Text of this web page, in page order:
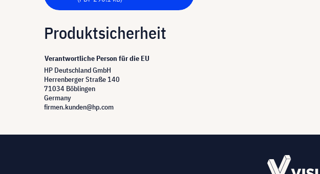
Produktsicherheit
Verantwortliche Person für die EU
HP Deutschland GmbH
Herrenberger Straße 140
71034 Böblingen
Germany
firmen.kunden@hp.com